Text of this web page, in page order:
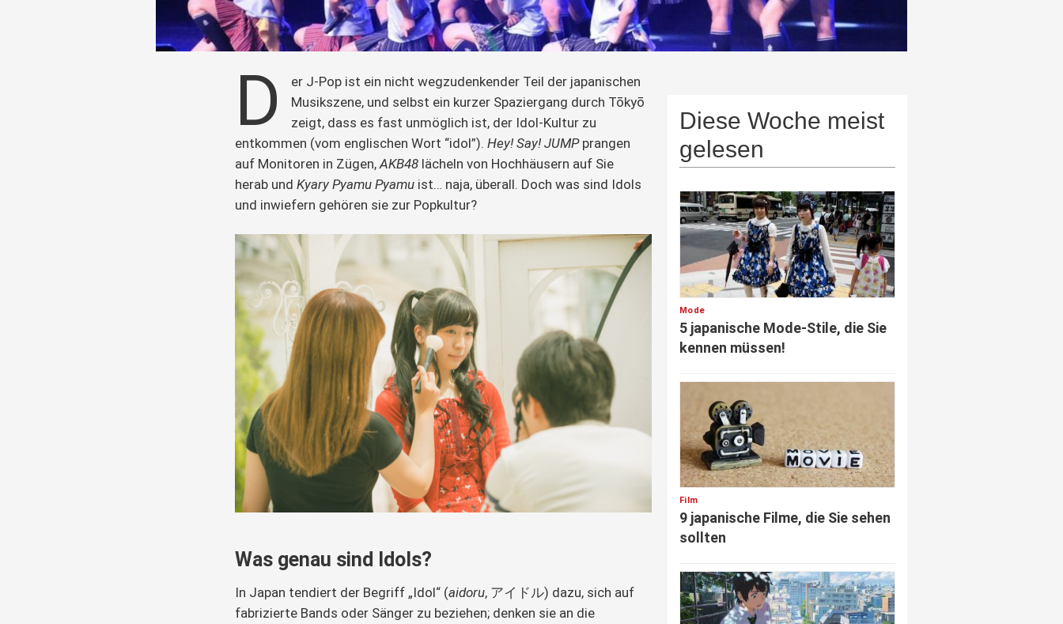
D
er J-Pop ist ein nicht wegzudenkender Teil der japanischen
Musikszene, und selbst ein kurzer Spaziergang durch Tōkyō
zeigt, dass es fast unmöglich ist, der Idol-Kultur zu
entkommen (vom englischen Wort “idol”). Hey! Say! JUMP prangen
auf Monitoren in Zügen, AKB48 lächeln von Hochhäusern auf Sie
herab und Kyary Pyamu Pyamu ist… naja, überall. Doch was sind Idols
und inwiefern gehören sie zur Popkultur?
Was genau sind Idols?
In Japan tendiert der Begriff „Idol“ (aidoru, アイドル) dazu, sich auf
fabrizierte Bands oder Sänger zu beziehen; denken sie an die
Diese Woche meist
gelesen
Mode
5 japanische Mode-Stile, die Sie
kennen müssen!
Film
9 japanische Filme, die Sie sehen
sollten